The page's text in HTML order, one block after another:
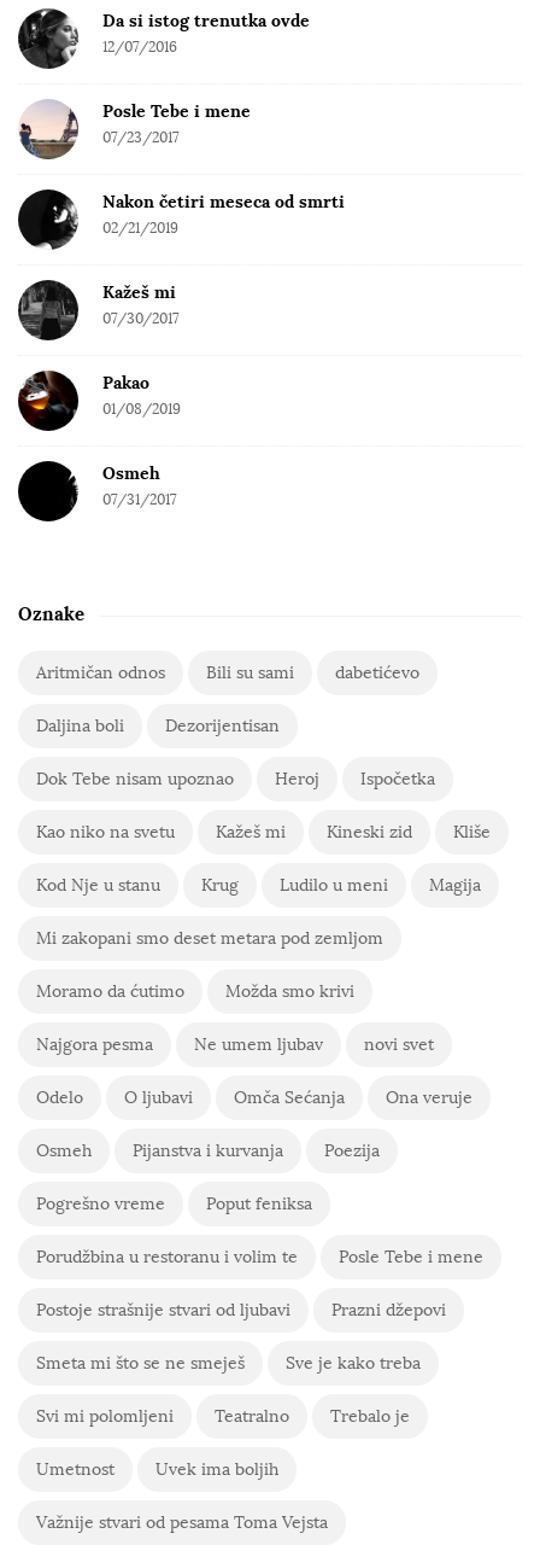
Da si istog trenutka ovde
12/07/2016
Posle Tebe i mene
07/23/2017
Nakon četiri meseca od smrti
02/21/2019
Kažeš mi
07/30/2017
Pakao
01/08/2019
Osmeh
07/31/2017
Oznake
Aritmičan odnos Bili su sami dabetićevo
Daljina boli Dezorijentisan
Dok Tebe nisam upoznao Heroj Ispočetka
Kao niko na svetu Kažeš mi Kineski zid Kliše
Kod Nje u stanu Krug Ludilo u meni Magija
Mi zakopani smo deset metara pod zemljom
Moramo da ćutimo Možda smo krivi
Najgora pesma Ne umem ljubav novi svet
Odelo O ljubavi Omča Sećanja Ona veruje
Osmeh Pijanstva i kurvanja Poezija
Pogrešno vreme Poput feniksa
Porudžbina u restoranu i volim te Posle Tebe i mene
Postoje strašnije stvari od ljubavi Prazni džepovi
Smeta mi što se ne smeješ Sve je kako treba
Svi mi polomljeni Teatralno Trebalo je
Umetnost Uvek ima boljih
Važnije stvari od pesama Toma Vejsta